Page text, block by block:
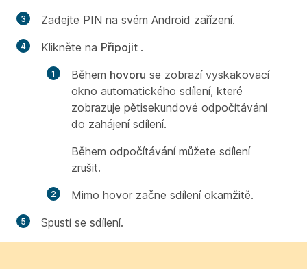
Zadejte PIN na svém Android zařízení.
Klikněte na Připojit .
Během hovoru se zobrazí vyskakovací
okno automatického sdílení, které
zobrazuje pětisekundové odpočítávání
do zahájení sdílení.
Během odpočítávání můžete sdílení
zrušit.
Mimo hovor začne sdílení okamžitě.
Spustí se sdílení.